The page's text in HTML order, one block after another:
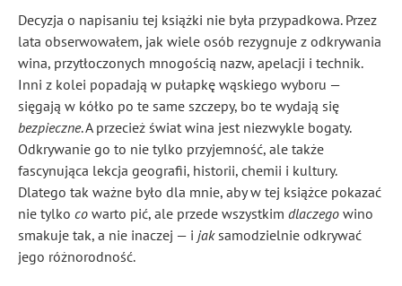
Decyzja o napisaniu tej książki nie była przypadkowa. Przez
lata obserwowałem, jak wiele osób rezygnuje z odkrywania
wina, przytłoczonych mnogością nazw, apelacji i technik.
Inni z kolei popadają w pułapkę wąskiego wyboru —
sięgają w kółko po te same szczepy, bo te wydają się
bezpieczne. A przecież świat wina jest niezwykle bogaty.
Odkrywanie go to nie tylko przyjemność, ale także
fascynująca lekcja geografii, historii, chemii i kultury.
Dlatego tak ważne było dla mnie, aby w tej książce pokazać
nie tylko co warto pić, ale przede wszystkim dlaczego wino
smakuje tak, a nie inaczej — i jaksamodzielnie odkrywać
jego różnorodność.